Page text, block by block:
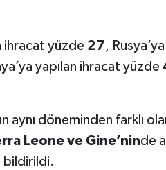
ihracat yüzde 27,
yapılan ihracat yüzde
aynı döneminden farklı
Leone ve Gine’ninde
bildirildi.